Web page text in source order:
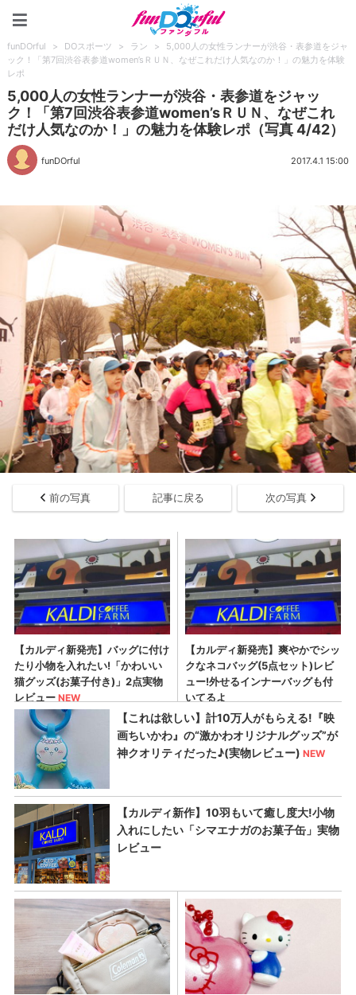
funDOrful > DOスポーツ > ラン >
5,000人の女性ランナーが渋谷・表参道をジャ
ック！「第7回渋谷表参道women’sＲＵＮ、なぜこれだけ人気なのか！」の魅力を体験
レポ
5,000人の女性ランナーが渋谷・表参道をジャッ
ク！「第7回渋谷表参道women’sＲＵＮ、なぜこれ
だけ人気なのか！」の魅力を体験レポ（写真 4/42）
funDOrful 2017.4.1 15:00
前の写真 記事に戻る 次の写真